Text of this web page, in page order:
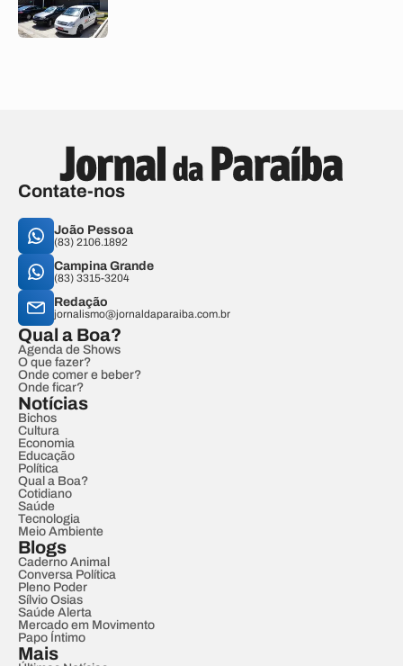
Contate-nos
João Pessoa
(83) 2106.1892
Campina Grande
(83) 3315-3204
Redação
jornalismo@jornaldaparaiba.com.br
Qual a Boa?
Agenda de Shows
O que fazer?
Onde comer e beber?
Onde ficar?
Notícias
Bichos
Cultura
Economia
Educação
Política
Qual a Boa?
Cotidiano
Saúde
Tecnologia
Meio Ambiente
Blogs
Caderno Animal
Conversa Política
Pleno Poder
Sílvio Osias
Saúde Alerta
Mercado em Movimento
Papo Íntimo
Mais